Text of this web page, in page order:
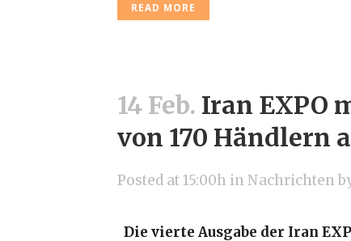
READ MORE
14 Feb. Iran EXPO
von 170 Händlern
Posted at 15:00h in Nachrichten
Die vierte Ausgabe der Iran